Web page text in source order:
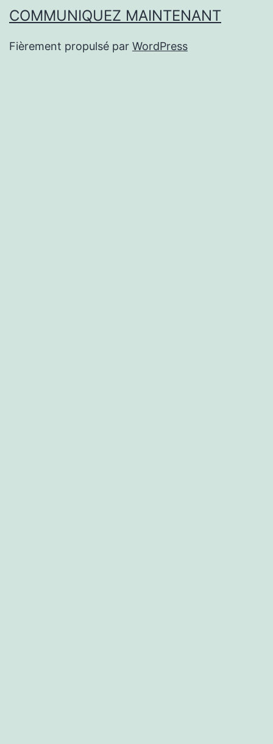
COMMUNIQUEZ MAINTENANT
Fièrement propulsé par WordPress